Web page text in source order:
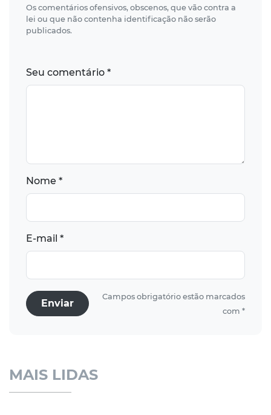
Os comentários ofensivos, obscenos, que vão contra a
lei ou que não contenha identificação não serão
publicados.
Seu comentário *
Nome *
E-mail *
Enviar
Campos obrigatório estão marcados
com *
MAIS LIDAS